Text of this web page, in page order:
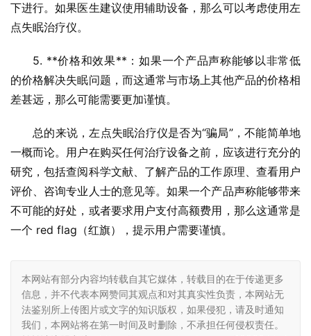
下进行。如果医生建议使用辅助设备，那么可以考虑使用左
点失眠治疗仪。
5. **价格和效果**：如果一个产品声称能够以非常低
的价格解决失眠问题，而这通常与市场上其他产品的价格相
差甚远，那么可能需要更加谨慎。
总的来说，左点失眠治疗仪是否为“骗局”，不能简单地
一概而论。用户在购买任何治疗设备之前，应该进行充分的
研究，包括查阅科学文献、了解产品的工作原理、查看用户
评价、咨询专业人士的意见等。如果一个产品声称能够带来
不可能的好处，或者要求用户支付高额费用，那么这通常是
一个 red flag（红旗），提示用户需要谨慎。
本网站有部分内容均转载自其它媒体，转载目的在于传递更多
信息，并不代表本网赞同其观点和对其真实性负责，本网站无
法鉴别所上传图片或文字的知识版权，如果侵犯，请及时通知
我们，本网站将在第一时间及时删除，不承担任何侵权责任。